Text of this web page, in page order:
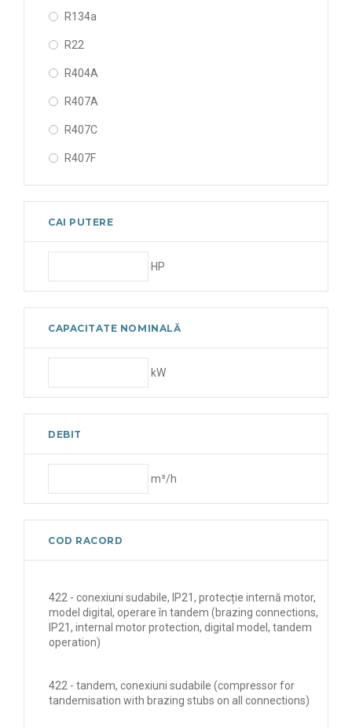
R134a
R22
R404A
R407A
R407C
R407F
R410A
R449A
R513A
CAI PUTERE
HP
CAPACITATE NOMINALĂ
kW
DEBIT
m³/h
COD RACORD
422 - conexiuni sudabile, IP21, protecție internă motor,
model digital, operare în tandem (brazing connections,
IP21, internal motor protection, digital model, tandem
operation)
422 - tandem, conexiuni sudabile (compressor for
tandemisation with brazing stubs on all connections)